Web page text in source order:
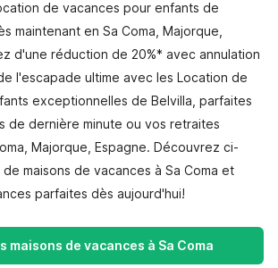
de vacances pour enfants de
maintenant en Sa Coma, Majorque,
d'une réduction de 20%* avec annulation
l'escapade ultime avec les Location de
exceptionnelles de Belvilla, parfaites
de dernière minute ou vos retraites
Majorque, Espagne. Découvrez ci-
maisons de vacances à Sa Coma et
parfaites dès aujourd'hui!
maisons de vacances à Sa Coma